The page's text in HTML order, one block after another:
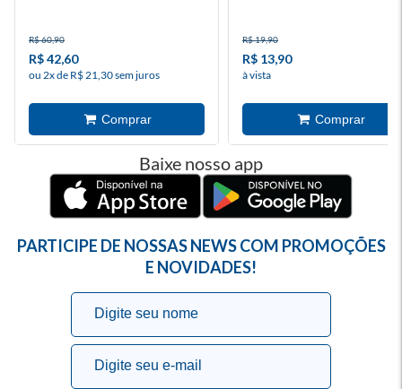
R$ 60,90
R$ 42,60
ou 2x de R$ 21,30 sem juros
R$ 19,90
R$ 13,90
à vista
Baixe nosso app
PARTICIPE DE NOSSAS NEWS COM PROMOÇÕES
E NOVIDADES!